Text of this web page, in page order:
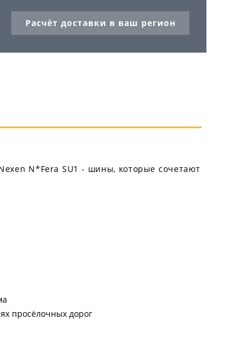
Расчёт доставки в ваш регион
N*Fera SU1 - шины, которые сочетают
просёлочных дорог